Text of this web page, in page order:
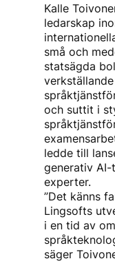
Kalle
ledarskap
små och
statsägda
och suttit i
ledde till
generativ
experter.
”Det känns
Lingsofts
i en tid av
säger